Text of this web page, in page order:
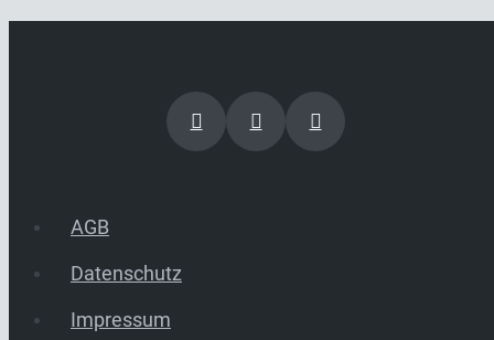
AGB
Datenschutz
Impressum